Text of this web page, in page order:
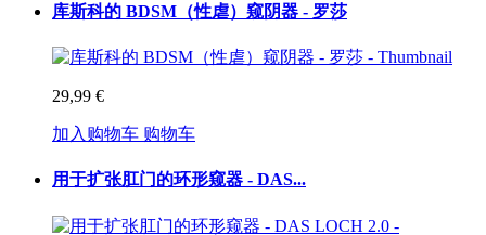
库斯科的 BDSM（性虐）窥阴器 - 罗莎
29,99 €
加入购物车 购物车
用于扩张肛门的环形窥器 - DAS...